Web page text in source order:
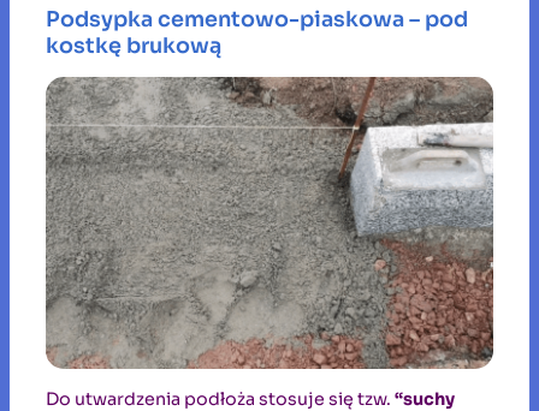
Podsypka cementowo-piaskowa – pod
kostkę brukową
Do utwardzenia podłoża stosuje się tzw. “suchy